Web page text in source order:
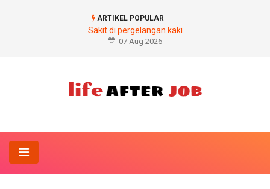
ARTIKEL POPULAR
Sakit di pergelangan kaki
07 Aug 2026